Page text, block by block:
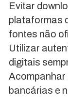
Evitar
plataformas
fontes não
Utilizar
digitais
Acompanhar
bancárias e